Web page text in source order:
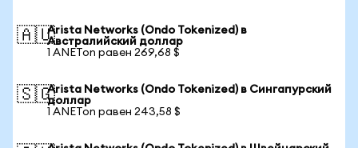
🇦🇺Arista Networks (Ondo Tokenized) в
Австралийский доллар
1 ANETon равен 269,68 $
🇸🇬Arista Networks (Ondo Tokenized) в Сингапурский
доллар
1 ANETon равен 243,58 $